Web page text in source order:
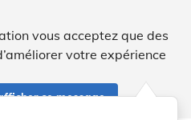
vous acceptez que des
votre expérience
ce message